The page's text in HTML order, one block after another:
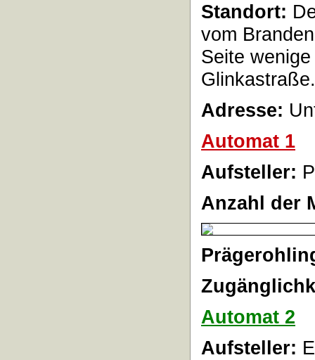
Standort:
vom
Seite
Glinkastraße.
Adresse:
Automat 1
Aufsteller:
Anzahl der
Automat 2
Aufsteller: